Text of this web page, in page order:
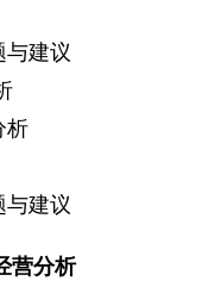
建议
析
建议
营分析